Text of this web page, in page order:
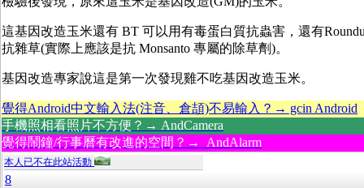
這基因改造玉米還有 BT 可以用有毒蛋白質抗蟲害，還有
抗雜草(實際上應該是抗 Monsanto 專屬的除草劑)。
基因改造專家說這是第一次發現雞不吃基因改造玉米。
覺得Android中文輸入法(注音、倉頡)不易輸入？→ gcin Android
手機照相看照片不方便？→ AndCamera
覺得鬧鐘/行事曆有改進的空間？→ AndAlarm
本人已不在此站活動
8